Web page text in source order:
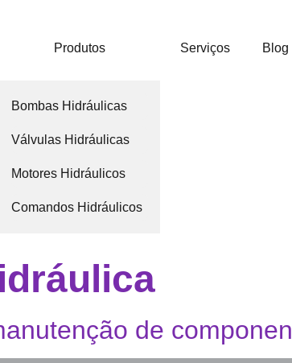
Produtos
Bombas Hidráulicas
Válvulas Hidráulicas
Motores Hidráulicos
Comandos Hidráulicos
Serviços Blog
de